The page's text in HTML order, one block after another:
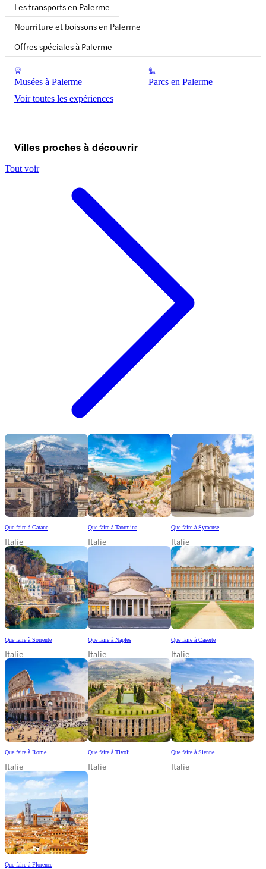
Les transports en Palerme
Nourriture et boissons en Palerme
Offres spéciales à Palerme
Musées à Palerme
Parcs en Palerme
Voir toutes les expériences
Villes proches à découvrir
Tout voir
Que faire à Catane
Italie
Que faire à Taormina
Italie
Que faire à Syracuse
Italie
Que faire à Sorrente
Italie
Que faire à Naples
Italie
Que faire à Caserte
Italie
Que faire à Rome
Italie
Que faire à Tivoli
Italie
Que faire à Sienne
Italie
Que faire à Florence